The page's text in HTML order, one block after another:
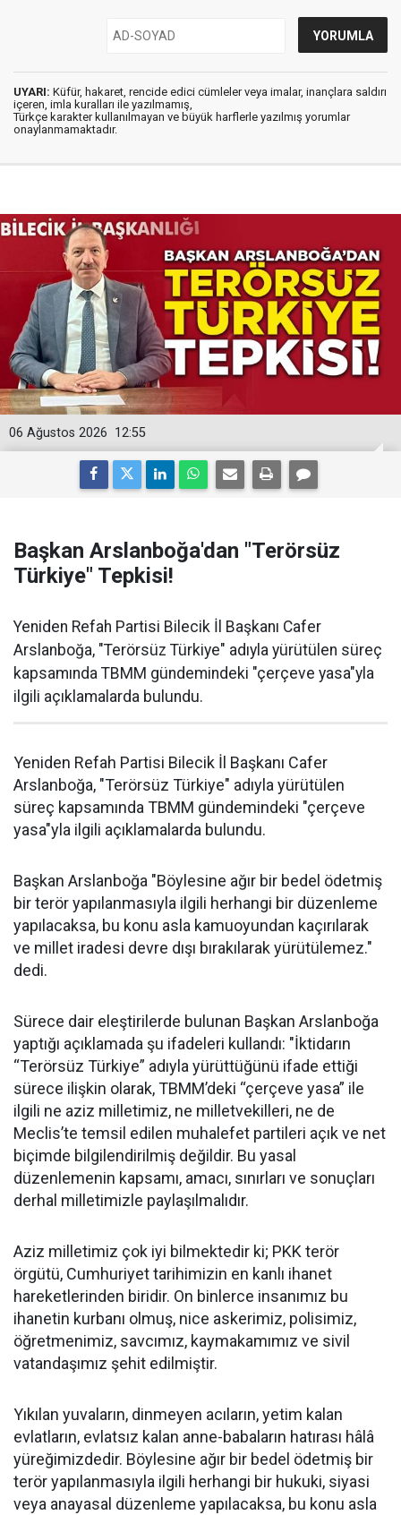
UYARI: Küfür, hakaret, rencide edici cümleler veya imalar, inançlara saldırı
içeren, imla kuralları ile yazılmamış,
Türkçe karakter kullanılmayan ve büyük harflerle yazılmış yorumlar
onaylanmamaktadır.
12:55
06 Ağustos 2026
Başkan Arslanboğa'dan "Terörsüz
Türkiye" Tepkisi!
Yeniden Refah Partisi Bilecik İl Başkanı Cafer
Arslanboğa, "Terörsüz Türkiye" adıyla yürütülen süreç
kapsamında TBMM gündemindeki "çerçeve yasa"yla
ilgili açıklamalarda bulundu.
Yeniden Refah Partisi Bilecik İl Başkanı Cafer
Arslanboğa, "Terörsüz Türkiye" adıyla yürütülen
süreç kapsamında TBMM gündemindeki "çerçeve
yasa"yla ilgili açıklamalarda bulundu.
Başkan Arslanboğa "Böylesine ağır bir bedel ödetmiş
bir terör yapılanmasıyla ilgili herhangi bir düzenleme
yapılacaksa, bu konu asla kamuoyundan kaçırılarak
ve millet iradesi devre dışı bırakılarak yürütülemez."
dedi.
Sürece dair eleştirilerde bulunan Başkan Arslanboğa
yaptığı açıklamada şu ifadeleri kullandı: "İktidarın
“Terörsüz Türkiye” adıyla yürüttüğünü ifade ettiği
sürece ilişkin olarak, TBMM’deki “çerçeve yasa” ile
ilgili ne aziz milletimiz, ne milletvekilleri, ne de
Meclis’te temsil edilen muhalefet partileri açık ve net
biçimde bilgilendirilmiş değildir. Bu yasal
düzenlemenin kapsamı, amacı, sınırları ve sonuçları
derhal milletimizle paylaşılmalıdır.
Aziz milletimiz çok iyi bilmektedir ki; PKK terör
örgütü, Cumhuriyet tarihimizin en kanlı ihanet
hareketlerinden biridir. On binlerce insanımız bu
ihanetin kurbanı olmuş, nice askerimiz, polisimiz,
öğretmenimiz, savcımız, kaymakamımız ve sivil
vatandaşımız şehit edilmiştir.
Yıkılan yuvaların, dinmeyen acıların, yetim kalan
evlatların, evlatsız kalan anne-babaların hatırası hâlâ
yüreğimizdedir. Böylesine ağır bir bedel ödetmiş bir
terör yapılanmasıyla ilgili herhangi bir hukuki, siyasi
veya anayasal düzenleme yapılacaksa, bu konu asla